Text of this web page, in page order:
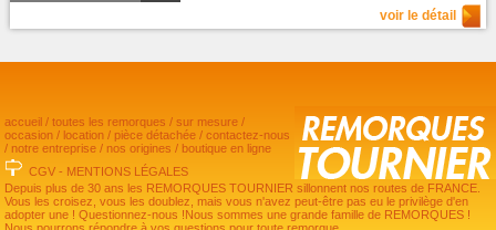
voir le détail
accueil /toutes les remorques /sur mesure /
occasion / location / pièce détachée /contactez-nous
/ notre entreprise / nos origines / boutique en ligne
CGV - MENTIONS LÉGALES
Depuis plus de 30 ans les REMORQUES TOURNIER sillonnent nos routes de FRANCE.
Vous les croisez, vous les doublez, mais vous n'avez peut-être pas eu le privilège d'en
adopter une ! Questionnez-nous !Nous sommes une grande famille de REMORQUES !
Nous pourrons répondre à vos questions pour toute remorque